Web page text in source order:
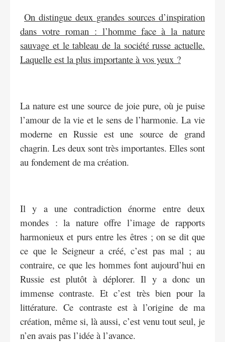
On distingue deux grandes sources d’inspiration
dans votre roman : l’homme face à la nature
sauvage et le tableau de la société russe actuelle.
Laquelle est la plus importante à vos yeux ?
La nature est une source de joie pure, où je puise
l’amour de la vie et le sens de l’harmonie. La vie
moderne en Russie est une source de grand
chagrin. Les deux sont très importantes. Elles sont
au fondement de ma création.
Il y a une contradiction énorme entre deux
mondes : la nature offre l’image de rapports
harmonieux et purs entre les êtres ; on se dit que
ce que le Seigneur a créé, c’est pas mal ; au
contraire, ce que les hommes font aujourd’hui en
Russie est plutôt à déplorer. Il y a donc un
immense contraste. Et c’est très bien pour la
littérature. Ce contraste est à l’origine de ma
création, même si, là aussi, c’est venu tout seul, je
n’en avais pas l’idée à l’avance.